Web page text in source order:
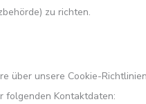
zu richten.
über unsere Cookie-
folgenden Kontaktdaten: